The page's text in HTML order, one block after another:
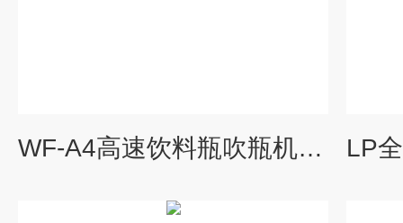
WF-A4高速饮料瓶吹瓶机 理瓶机/吹瓶机/洗瓶机